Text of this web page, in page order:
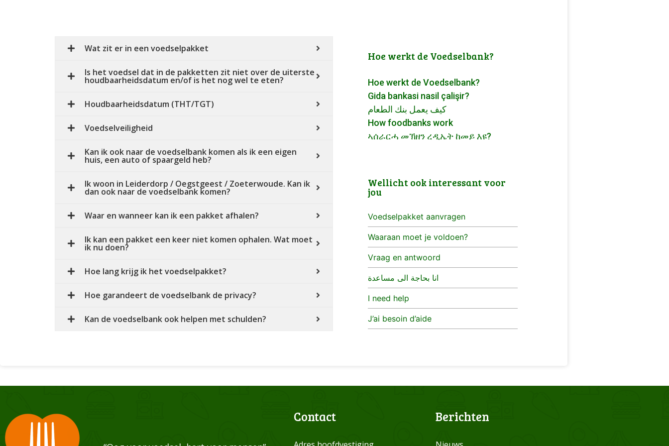
Wat zit er in een voedselpakket
Is het voedsel dat in de pakketten zit niet over de uiterste
houdbaarheidsdatum en/of is het nog wel te eten?
Houdbaarheidsdatum (THT/TGT)
Voedselveiligheid
Kan ik ook naar de voedselbank komen als ik een eigen
huis, een auto of spaargeld heb?
Ik woon in Leiderdorp / Oegstgeest / Zoeterwoude. Kan ik
dan ook naar de voedselbank komen?
Waar en wanneer kan ik een pakket afhalen?
Ik kan een pakket een keer niet komen ophalen. Wat moet
ik nu doen?
Hoe lang krijg ik het voedselpakket?
Hoe garandeert de voedselbank de privacy?
Kan de voedselbank ook helpen met schulden?
Hoe werkt de Voedselbank?
Hoe werkt de Voedselbank?
Gida bankasi nasil çalişir?
كيف يعمل بنك الطعام
How foodbanks work
ኣሰራርሓ መኽዘን ረዲኤት ከመይ እዩ?
Wellicht ook interessant voor
jou
Voedselpakket aanvragen
Waaraan moet je voldoen?
Vraag en antwoord
انا بحاجة الى مساعدة
I need help
J’ai besoin d’aide
Contact Berichten